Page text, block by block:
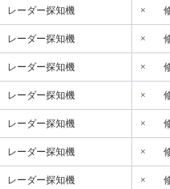
レーダー探知機 ×
レーダー探知機 ×
レーダー探知機 ×
レーダー探知機 ×
レーダー探知機 ×
レーダー探知機 ×
レーダー探知機 ×